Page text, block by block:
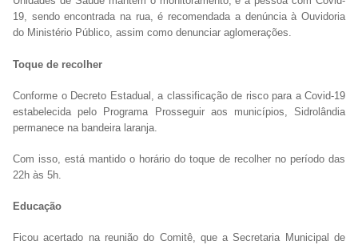
19, sendo encontrada na rua, é recomendada a denúncia à Ouvidoria
do Ministério Público, assim como denunciar aglomerações.
Toque de recolher
Conforme o Decreto Estadual, a classificação de risco para a Covid-19
estabelecida pelo Programa Prosseguir aos municípios, Sidrolândia
permanece na bandeira laranja.
Com isso, está mantido o horário do toque de recolher no período das
22h às 5h.
Educação
Ficou acertado na reunião do Comitê, que a Secretaria Municipal de